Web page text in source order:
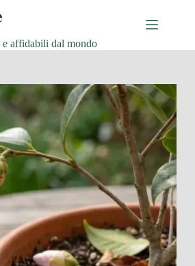
affidabili dal mondo